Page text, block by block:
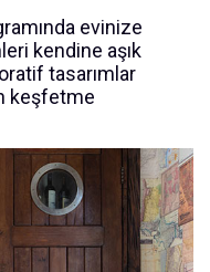
evinize
kendine aşık
tasarımlar
keşfetme